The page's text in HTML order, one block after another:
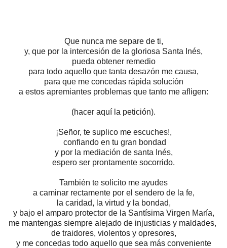
Que nunca me separe de ti,
y, que por la intercesión de la gloriosa Santa Inés,
pueda obtener remedio
para todo aquello que tanta desazón me causa,
para que me concedas rápida solución
a estos apremiantes problemas que tanto me afligen:
(hacer aquí la petición).
¡Señor, te suplico me escuches!,
confiando en tu gran bondad
y por la mediación de santa Inés,
espero ser prontamente socorrido.
También te solicito me ayudes
a caminar rectamente por el sendero de la fe,
la caridad, la virtud y la bondad,
y bajo el amparo protectorde la Santísima Virgen María,
me mantengas siempre alejado de injusticias y maldades,
de traidores, violentos y opresores,
y me concedas todo aquello que sea más conveniente